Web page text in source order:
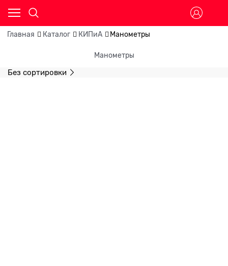
Главная Каталог КИПиА Манометры
Манометры
Без сортировки